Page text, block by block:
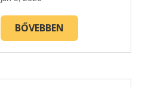
BŐVEBBEN